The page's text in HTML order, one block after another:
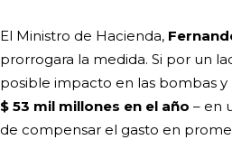
El Ministro de Hacienda,
prorrogara la medida. Si por un
posible impacto en las bombas
$ 53 mil millones en el año – en
de compensar el gasto en